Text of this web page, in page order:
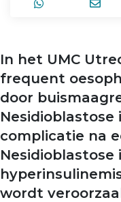
In het UMC
frequent
door
Nesidioblastose
complicatie na
wordt